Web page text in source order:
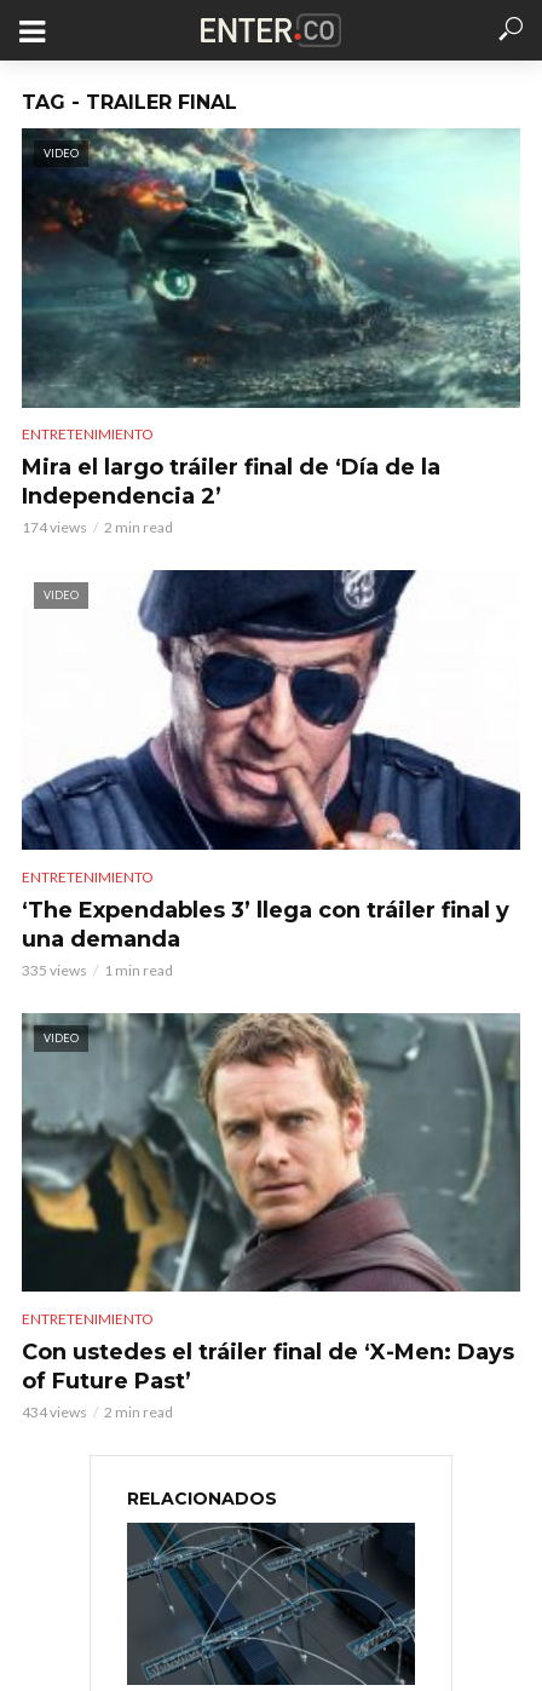
TAG - TRAILER FINAL
VIDEO
ENTRETENIMIENTO
Mira el largo tráiler final de ‘Día de la
Independencia 2’
174 views 2 min read
VIDEO
ENTRETENIMIENTO
‘The Expendables 3’ llega con tráiler final y
una demanda
335 views 1 min read
VIDEO
ENTRETENIMIENTO
Con ustedes el tráiler final de ‘X-Men: Days
of Future Past’
434 views 2 min read
RELACIONADOS